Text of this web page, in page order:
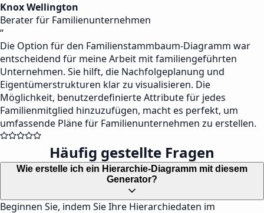
Knox Wellington
Berater für Familienunternehmen
“
Die Option für den Familienstammbaum-Diagramm war
entscheidend für meine Arbeit mit familiengeführten
Unternehmen. Sie hilft, die Nachfolgeplanung und
Eigentümerstrukturen klar zu visualisieren. Die
Möglichkeit, benutzerdefinierte Attribute für jedes
Familienmitglied hinzuzufügen, macht es perfekt, um
umfassende Pläne für Familienunternehmen zu erstellen.
Häufig gestellte Fragen
Wie erstelle ich ein Hierarchie-Diagramm mit diesem
Generator?
Beginnen Sie, indem Sie Ihre Hierarchiedaten im